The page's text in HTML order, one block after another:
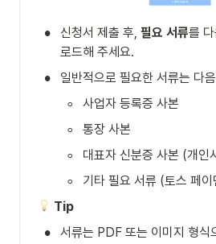
• 신청서 제출 후, 필요 서류를
로드해 주세요.
• 일반적으로 필요한 서류는 다
◦ 사업자 등록증 사본
◦ 통장 사본
◦ 대표자 신분증 사본 (개인
◦
기타 필요 서류 (토스 페
Tip
• 서류는 PDF 또는 이미지 형식